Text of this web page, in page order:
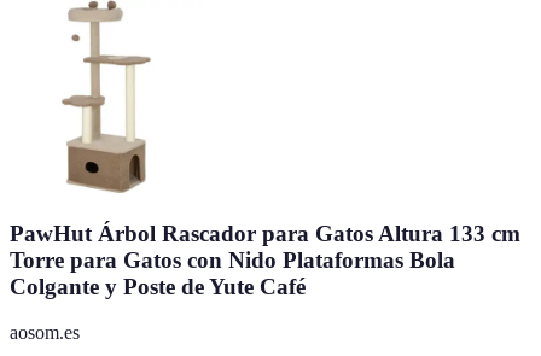
PawHut Árbol Rascador para Gatos Altura 133 cm
Torre para Gatos con Nido Plataformas Bola
Colgante y Poste de Yute Café
aosom.es